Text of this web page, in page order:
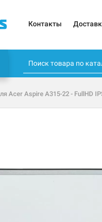
Контакты
Acer Aspire A315-22 - FullHD